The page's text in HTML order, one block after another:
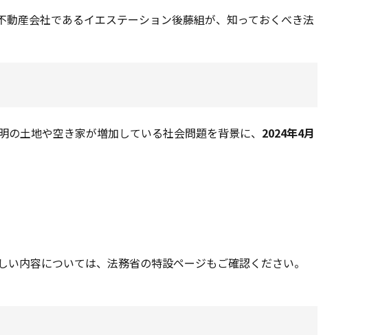
産会社であるイエステーション後藤組が、知っておくべき法
土地や空き家が増加している社会問題を背景に、 2024年4月
内容については、法務省の特設ページもご確認ください。